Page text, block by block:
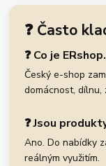
❓ Často
❓ Co je
Český e-shop
domácnost, dílnu,
❓ Jsou
Ano. Do nabídky
reálným využitím.